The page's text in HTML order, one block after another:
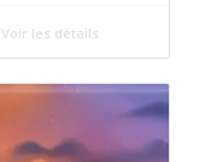
Voir les détails